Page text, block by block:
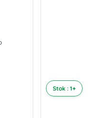
Stok : 1+